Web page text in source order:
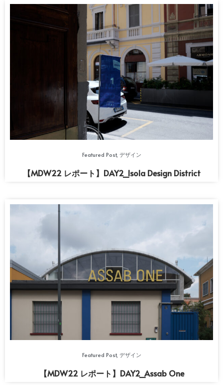
Featured Post, デザイン
【MDW22 レポート】DAY2_Isola Design District
Featured Post, デザイン
【MDW22 レポート】DAY2_Assab One